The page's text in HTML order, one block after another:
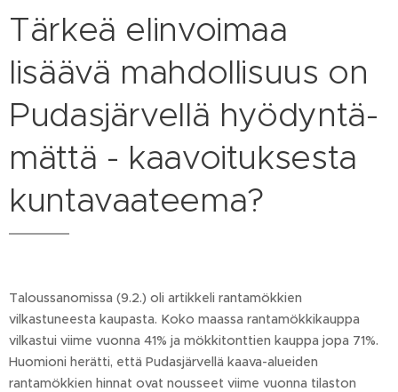
Tärkeä elin­voi­maa
lisäävä mah­dol­li­suus on
Pu­das­jär­vel­lä hyö­dyn­tä­
mät­tä - kaa­voi­tuk­ses­ta
kun­ta­vaa­tee­ma?
Taloussanomissa (9.2.) oli artikkeli rantamökkien
vilkastuneesta kaupasta. Koko maassa rantamökkikauppa
vilkastui viime vuonna 41% ja mökkitonttien kauppa jopa 71%.
Huomioni herätti, että Pudasjärvellä kaava-alueiden
rantamökkien hinnat ovat nousseet viime vuonna tilaston